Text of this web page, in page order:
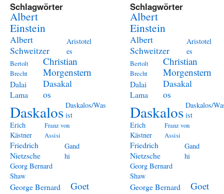
Schlagwörter
Albert
Einstein
Albert
Schweitzer
Aristotel
es
Bertolt
Brecht
Christian
Morgenstern
Dalai
Lama
Dasakal
os
Daskalos Daskalos/Was
ist
Erich
Kästner
Franz von
Assisi
Friedrich
Nietzsche
Gand
hi
Georg Bernard
Shaw
George Bernard
Goet
Schlagwörter
Albert
Einstein
Albert
Schweitzer
Aristotel
es
Bertolt
Brecht
Christian
Morgenstern
Dalai
Lama
Dasakal
os
Daskalos Daskalos/
ist
Erich
Kästner
Franz von
Assisi
Friedrich
Nietzsche
Gand
hi
Georg Bernard
Shaw
George Bernard
Goet